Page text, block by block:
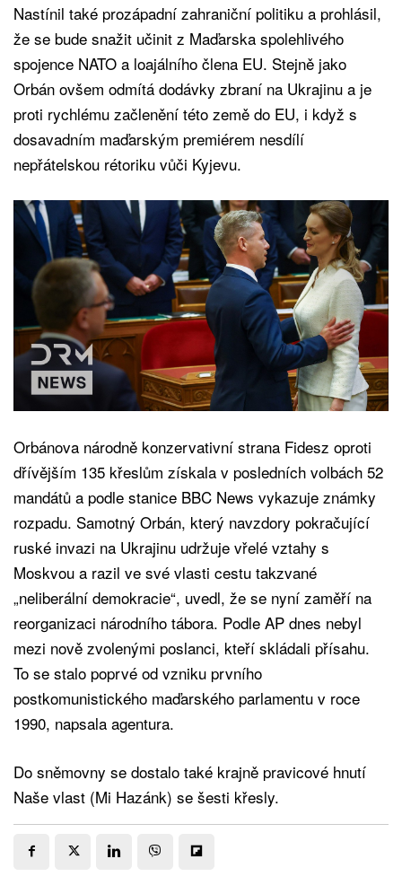
Nastínil také prozápadní zahraniční politiku a prohlásil,
že se bude snažit učinit z Maďarska spolehlivého
spojence NATO a loajálního člena EU. Stejně jako
Orbán ovšem odmítá dodávky zbraní na Ukrajinu a je
proti rychlému začlenění této země do EU, i když s
dosavadním maďarským premiérem nesdílí
nepřátelskou rétoriku vůči Kyjevu.
Orbánova národně konzervativní strana Fidesz oproti
dřívějším 135 křeslům získala v posledních volbách 52
mandátů a podle stanice BBC News vykazuje známky
rozpadu. Samotný Orbán, který navzdory pokračující
ruské invazi na Ukrajinu udržuje vřelé vztahy s
Moskvou a razil ve své vlasti cestu takzvané
„neliberální demokracie“, uvedl, že se nyní zaměří na
reorganizaci národního tábora. Podle AP dnes nebyl
mezi nově zvolenými poslanci, kteří skládali přísahu.
To se stalo poprvé od vzniku prvního
postkomunistického maďarského parlamentu v roce
1990, napsala agentura.
Do sněmovny se dostalo také krajně pravicové hnutí
Naše vlast (Mi Hazánk) se šesti křesly.